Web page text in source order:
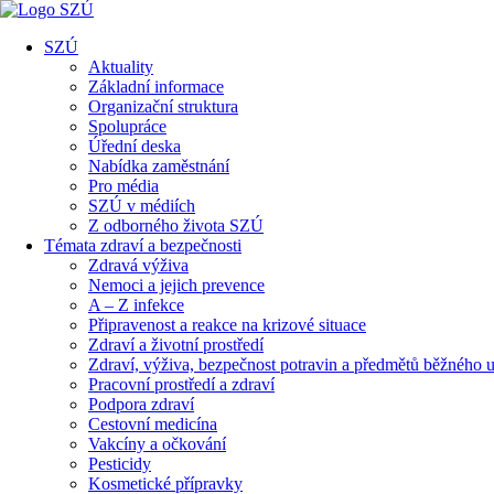
SZÚ
Aktuality
Základní informace
Organizační struktura
Spolupráce
Úřední deska
Nabídka zaměstnání
Pro média
SZÚ v médiích
Z odborného života SZÚ
Témata zdraví a bezpečnosti
Zdravá výživa
Nemoci a jejich prevence
A – Z infekce
Připravenost a reakce na krizové situace
Zdraví a životní prostředí
Zdraví, výživa, bezpečnost potravin a předmětů běžného
Pracovní prostředí a zdraví
Podpora zdraví
Cestovní medicína
Vakcíny a očkování
Pesticidy
Kosmetické přípravky